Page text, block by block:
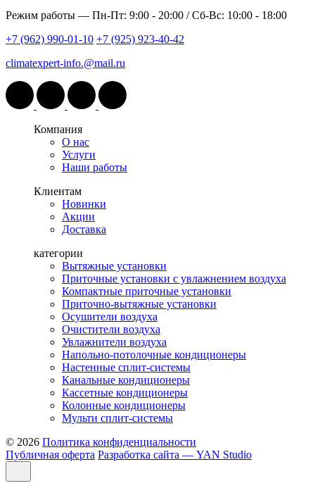
Режим работы — Пн-Пт: 9:00 - 20:00 / Сб-Вс: 10:00 - 18:00
+7 (962) 990-01-10 +7 (925) 923-40-42
climatexpert-info.@mail.ru
Компания
О нас
Услуги
Наши работы
Клиентам
Новинки
Акции
Доставка
категории
Вытяжные установки
Приточные установки с увлажнением воздуха
Компактные приточные установки
Приточно-вытяжные установки
Осушители воздуха
Очистители воздуха
Увлажнители воздуха
Напольно-потолочные кондиционеры
Настенные сплит-системы
Канальные кондиционеры
Кассетные кондиционеры
Колонные кондиционеры
Мульти сплит-системы
© 2026 Политика конфиденциальности
Публичная оферта Разработка сайта — YAN Studio